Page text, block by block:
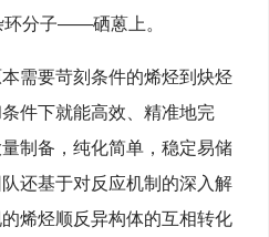
环分子——硒蒽上。
需要苛刻条件的烯烃到炔烃
件下就能高效、精准地完
制备，纯化简单，稳定易储
还基于对反应机制的深入解
烯烃顺反异构体的互相转化